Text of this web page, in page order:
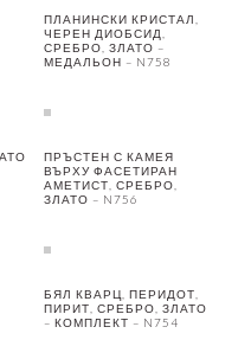
ПЛАНИНСКИ КРИСТАЛ,
ЧЕРЕН ДИОБСИД,
СРЕБРО, ЗЛАТО –
МЕДАЛЬОН – N758
ПРЪСТЕН С КАМЕЯ
ВЪРХУ ФАСЕТИРАН
АМЕТИСТ, СРЕБРО,
ЗЛАТО – N756
БЯЛ КВАРЦ, ПЕРИДОТ,
ПИРИТ, СРЕБРО, ЗЛАТО
– КОМПЛЕКТ – N754